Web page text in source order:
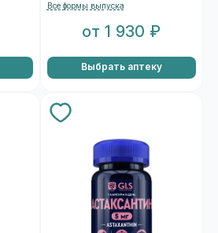
Все формы выпуска
от 1 930 ₽
Выбрать аптеку